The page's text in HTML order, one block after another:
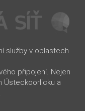
služby v oblastech
připojení. Nejen
Ústeckoorlicku a